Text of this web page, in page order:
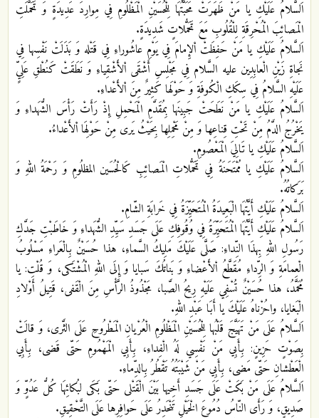
اَلسَّلامُ عَلَيْكِ يا مَنْ ظَهَرَتْ مَحَبَّتُهَا لِلْحُسَيْنِ الْمَظْلُومِ فِي مِوارِدَ عَدِيدَةٍ وَ تَحَمَّلَتِ
الْمَصائِبَ الْمُحْرِقَةِ لِلْقُلُوبِ مَعَ تَحَمُّلاتٍ شَدِيدَةٍ.
اَلسَّلامُ عَلَيْكِ يا مَنْ حَفِظَتْ اْلإِمامَ فِي يَوْمِ عاشُوراءِ فِي قَتْله وَ بَذَلَتْ نَفْسِها فِي
نَجاةِ زَيْنِ الْعابِدِين عليه السَّلام فِي مَجْلِسِ أَشْقَى اْلأَشْقِياءِ وَ نَطَقَتْ كَنُطْقِ عَلِيٍّ
عَلَيْهِ السَّلامُ فِي سِكَكِ الْكُوفَةِ وَ حَوْلَها كَثِيرٌ مِنَ اْلأَعْداءِ.
اَلسَّلامُ عَلَيْكِ يا مَنْ نَطَحَتْ جَبِينَها بِمُقَدَّمِ الْمَحْمِلِ إِذْ رَأَتْ رَأْسَ الشُّهَداءِ وَ
يَخْرُجُ الدَّمُ مِنْ تَحْتِ قِناعِها وَ مِنْ مَحْمِلِها بِحَيْثُ يَرى مِنْ حَوْلِهَا اْلأَعْداءُ.
اَلسَّلامُ عَلَيْكِ يا تَالِيَ الْمَعْصُومِ.
اَلسَّلامُ عَلَيْكِ يا مُمْتَحَنَةُ فِي تَحَمُّلاتِ الْمَصائِبِ كَالْحُسَين المظلُومِ وَ رَحْمَةُ اللهِ وَ
بَرَكاتُهُ.
اَلسَّلامُ عَلَيْكِ أَيَّتُهَا الْبَعِيدَةُ الْمُتَحَيِّزَةُ فِي خَرابَةِ الشّامِ.
اَلسَّلامُ عَلَيْكِ أَيَّتُهَا الْمُتَحَيِّرَةُ فِي وُقُوفِكِ عَلَى جَسَدِ سَيِّدِ الشُّهَداءِ وَ خَاطَبْتِ جَدَّكِ
رَسُولِ اللهِ بِهذَا النِّداءِ: صَلَّى عَلَيْكَ مَلِيكُ السَّماءِ، هذا حُسَيْنٌ بِالْعَراءِ مَسْلُوبُ
الْعِمامَةِ وَ الرِّداءِ مُقَطَّعُ اْلأَعْضاءِ وَ بَناتُكَ سَبايا وَ إِلَى اللهِ الْمُشْتَكى، وَ قُلْتِ: يا
مُحَمَّدُ، هذا حُسَيْنٌ تُسْفِي عَلَيْهِ رِيحُ الصَّبا، مَجْذُوذُ الرَّأْسِ مِنَ الْقَفى، قَتِيلُ أَوْلادِ
الْبَغايا، واحُزْناهُ عَلَيْكَ يا أَبَا عَبْدِ اللهِ.
اَلسَّلامُ عَلَى مَنْ تَهَيَّجَ قَلْبُها لِلْحُسَيْنِ الْمَظْلُومِ الْعُرْيانِ الْمَطْرُوحِ عَلَى الثَّرى، وَ قالَتْ
بِصَوْتٍ حَزِينٍ: بِأَبِي مَنْ نَفْسِي لَهُ الْفِداءِ، بِأَبِي الْمَهْمُومِ حَتّى قَضى، بِأَبِي
الْعَطْشانِ حَتّى مَضى، بِأَبِي مَنْ شَيْبَتُهُ تَقْطُرُ بِالدِّماءِ.
اَلسَّلامُ عَلَى مَنْ بَكَتْ عَلَى جَسَدِ أَخِيها بَيْنَ الْقَتْلى حَتّى بَكَى لبُكائِهَا كُلُّ عَدُوٍّ وَ
صَدِيقٍ، وَ رَأَى النّاسُ دُمُوعَ الْخَيْلِ تَنْحَدِرُ عَلَى حَوافِرِها عَلَى التَّحْقِيقِ.